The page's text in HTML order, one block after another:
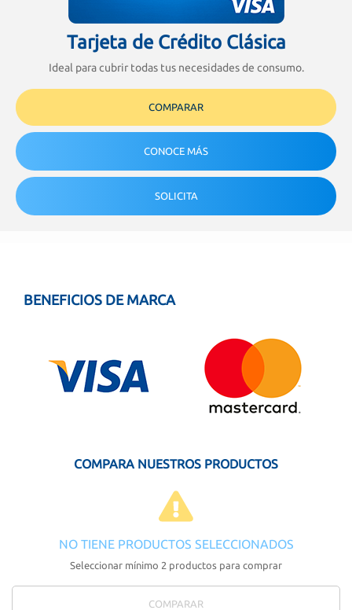
Tarjeta de Crédito Clásica
Ideal para cubrir todas tus necesidades de consumo.
COMPARAR
CONOCE MÁS
SOLICITA
BENEFICIOS DE MARCA
COMPARA NUESTROS PRODUCTOS
NO TIENE PRODUCTOS SELECCIONADOS
Seleccionar mínimo 2 productos para comprar
COMPARAR